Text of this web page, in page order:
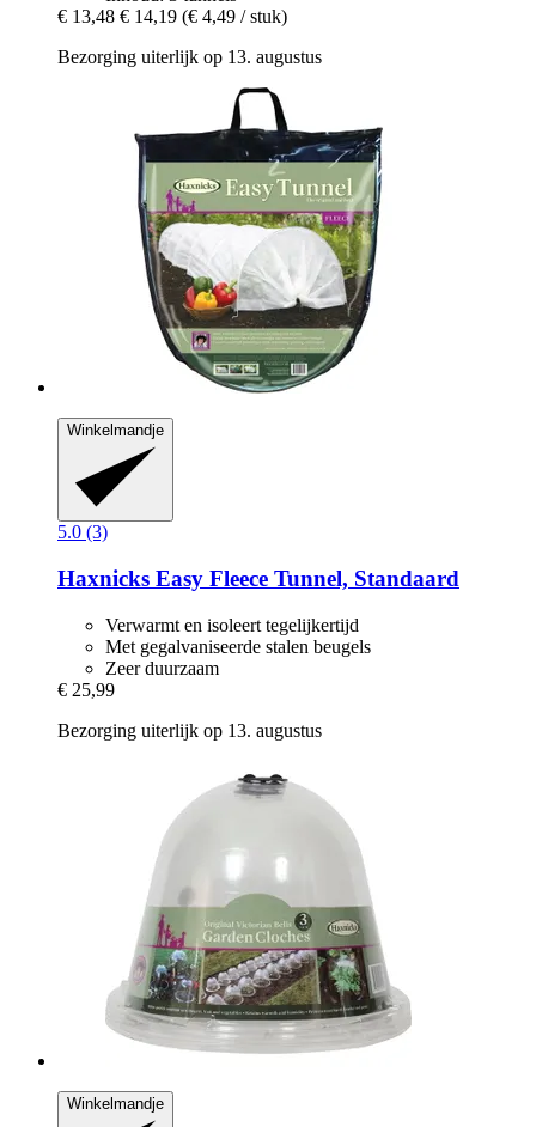
€ 13,48 € 14,19 (€ 4,49 / stuk)
Bezorging uiterlijk op 13. augustus
Winkelmandje
5.0 (3)
Haxnicks Easy Fleece Tunnel, Standaard
Verwarmt en isoleert tegelijkertijd
Met gegalvaniseerde stalen beugels
Zeer duurzaam
€ 25,99
Bezorging uiterlijk op 13. augustus
Winkelmandje